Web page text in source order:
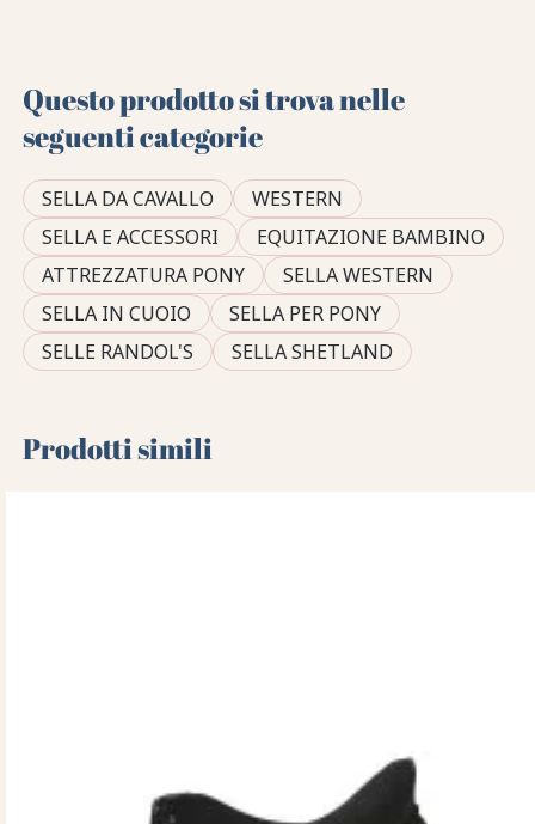
Questo prodotto si trova nelle
seguenti categorie
SELLA DA CAVALLO
WESTERN
SELLA E ACCESSORI
EQUITAZIONE BAMBINO
ATTREZZATURA PONY
SELLA WESTERN
SELLA IN CUOIO
SELLA PER PONY
SELLE RANDOL'S
SELLA SHETLAND
Prodotti simili